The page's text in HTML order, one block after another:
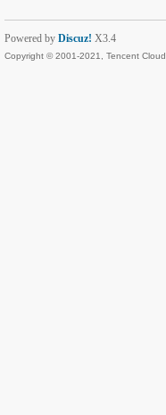
Powered by Discuz! X3.4
Copyright © 2001-2021, Tencent Cloud.